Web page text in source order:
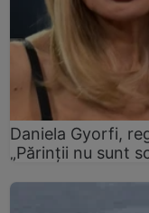
Daniela Gyorfi,
„Părinții nu sunt